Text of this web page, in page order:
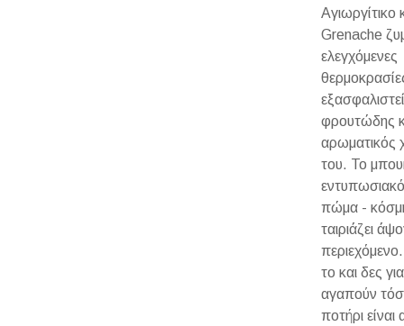
Αγιωργίτικο
Grenache
ελεγχόμενες
φρουτώδης
αρωματικός
του. Το
πώμα -
ταιριάζει
το και δες
αγαπούν
ποτήρι